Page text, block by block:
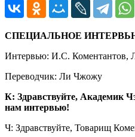
СПЕЦИАЛЬНОЕ
Интервью: И.С. Коментантов,
Переводчик: Ли Чжожу
К: Здравствуйте, Академик
нам интервью!
Ч: Здравствуйте, Товарищ